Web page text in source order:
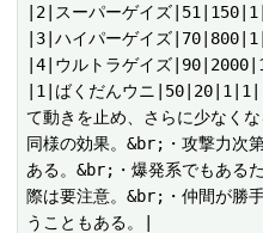
|2|スーパーゲイズ
|3|ハイパーゲイズ
|4|ウルトラゲイズ
|1|ばくだんウニ|50|20|1|1|
て動きを止め、さらに少なく
同様の効果。&br;・攻撃力次
ある。&br;・爆発系でもある
際は要注意。&br;・仲間が勝
うこともある。|